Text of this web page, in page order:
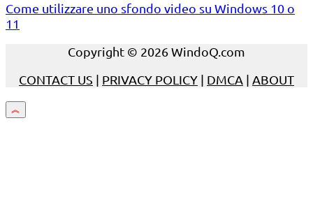
Come utilizzare uno sfondo video su Windows 10 o
11
Copyright © 2026 WindoQ.com
CONTACT US | PRIVACY POLICY | DMCA | ABOUT